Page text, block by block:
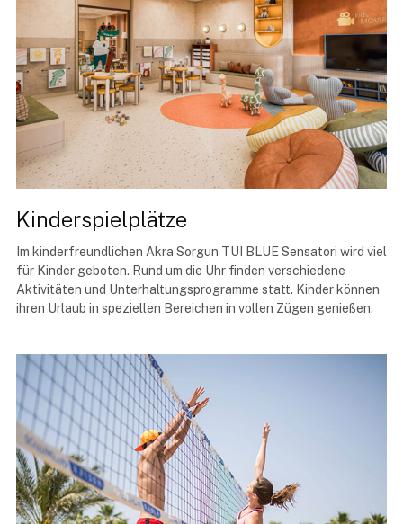
Kinderspielplätze
Im kinderfreundlichen Akra Sorgun TUI BLUE Sensatori wird viel
für Kinder geboten. Rund um die Uhr finden verschiedene
Aktivitäten und Unterhaltungsprogramme statt. Kinder können
ihren Urlaub in speziellen Bereichen in vollen Zügen genießen.